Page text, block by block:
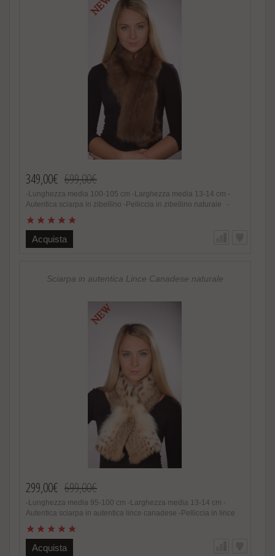
349,00€ 699,00€
-Lunghezza media 100-105 cm -Larghezza media 13-14 cm -
Autentica sciarpa in zibellino -Pelliccia in zibellino naturale -
Estremamente calda, soffice e alla moda -Foderata lato interno in
raso -Fatto in Italia -Produttore: Amica snc -Brand: Amifur -
Altissima qualità nel materiale utilizzato Speciale promozione!
nero-regalo ..
Acquista
Sciarpa in autentica Lince Canadese naturale
299,00€ 699,00€
-Lunghezza media 95-100 cm -Larghezza media 13-14 cm -
Autentica sciarpa in autentica lince canadese -Pelliccia in lince
Estremamente lussuosa ed alla moda -Foderata nel lato interno
in raso -Fatto in Italia. Brand Amica snc -Altissima qualità nel
Acquista